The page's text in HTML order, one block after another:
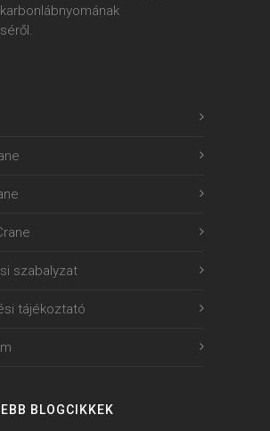
szabalyzat
tájékoztató
BLOGCIKKEK